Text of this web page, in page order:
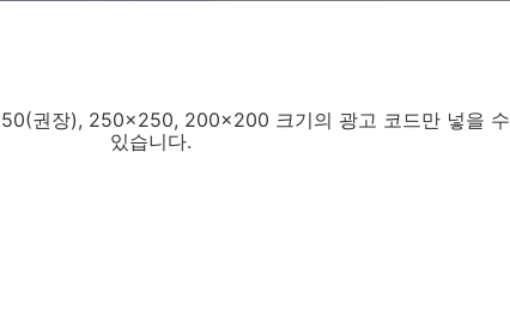
권장), 250x250, 200x200 크기의 광고 코드만 넣을 수
있습니다.